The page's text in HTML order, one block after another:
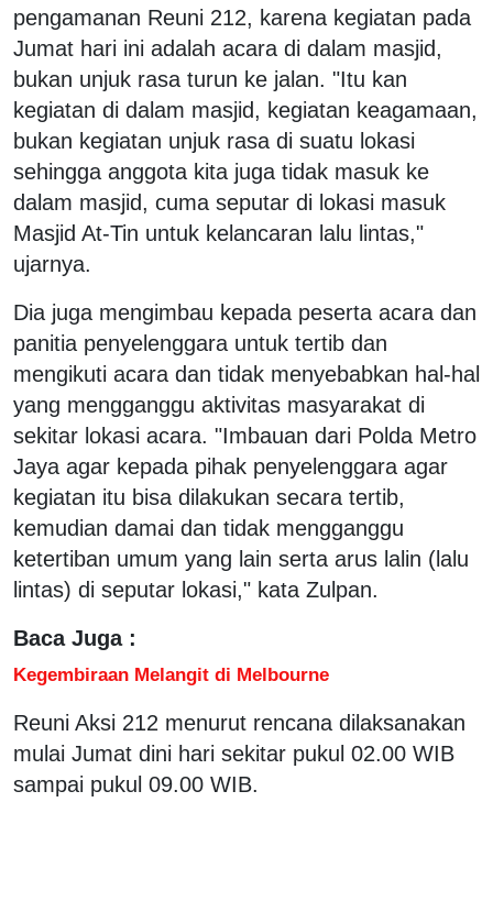
pengamanan Reuni 212, karena kegiatan pada
Jumat hari ini adalah acara di dalam masjid,
bukan unjuk rasa turun ke jalan. "Itu kan
kegiatan di dalam masjid, kegiatan keagamaan,
bukan kegiatan unjuk rasa di suatu lokasi
sehingga anggota kita juga tidak masuk ke
dalam masjid, cuma seputar di lokasi masuk
Masjid At-Tin untuk kelancaran lalu lintas,"
ujarnya.
Dia juga mengimbau kepada peserta acara dan
panitia penyelenggara untuk tertib dan
mengikuti acara dan tidak menyebabkan hal-hal
yang mengganggu aktivitas masyarakat di
sekitar lokasi acara. "Imbauan dari Polda Metro
Jaya agar kepada pihak penyelenggara agar
kegiatan itu bisa dilakukan secara tertib,
kemudian damai dan tidak mengganggu
ketertiban umum yang lain serta arus lalin (lalu
lintas) di seputar lokasi," kata Zulpan.
Baca Juga :
Kegembiraan Melangit di Melbourne
Reuni Aksi 212 menurut rencana dilaksanakan
mulai Jumat dini hari sekitar pukul 02.00 WIB
sampai pukul 09.00 WIB.